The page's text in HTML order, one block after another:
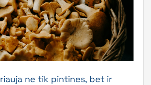
ne tik pintines, bet ir